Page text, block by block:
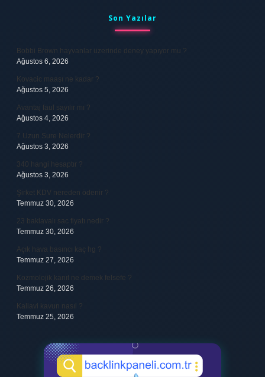
Son Yazılar
Bobbi Brown hayvanlar üzerinde deney yapıyor mu ?
Ağustos 6, 2026
Kovacic maaşı ne kadar ?
Ağustos 5, 2026
Avantaj faul sayılır mı ?
Ağustos 4, 2026
7 Uzun Sure Nelerdir ?
Ağustos 3, 2026
340 hangi hesaptır ?
Ağustos 3, 2026
Şirket KDV nereden ödenir ?
Temmuz 30, 2026
23 baklavalı sac fiyatı nedir ?
Temmuz 30, 2026
Açık hava basıncı kaç hg ?
Temmuz 27, 2026
Kozmolojik kanıt ne demek felsefe ?
Temmuz 26, 2026
Kallavi kavun nasıl ?
Temmuz 25, 2026